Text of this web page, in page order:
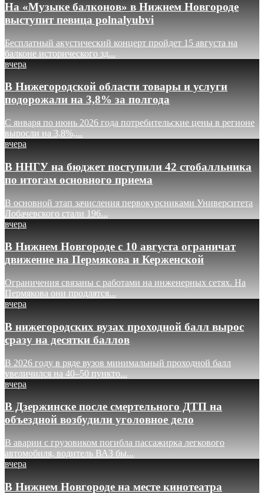
На «Музыке балконов» в Нижнем Новгороде
выступит певица polnalyubvi
Бесплатный акустический концерт пройдет 15 августа на
балконе исторического зд...
вчера
В Нижегородской области товары и услуги
подорожали на 3,8% за полгода
С января по июнь 2026 года потребительские цены в регионе
выросли на 3,8%,...
вчера
В ННГУ на бюджет поступили 42 стобалльника
по итогам основного приема
В основной этап зачисления первокурсниками Университета
Лобачевского стали 196...
вчера
В Нижнем Новгороде с 10 августа ограничат
движение на Пермякова и Керженской
Ограничения связаны с работами на инженерных сетях. На
Пермякова они продлятся...
вчера
В нижегородских вузах проходной балл вырос
сразу на десятки баллов
В 2026 году в ряде вузов минимальный проходной балл
увеличился на 40–50 пункто...
вчера
В Дзержинске после смертельного ДТП на
объездной возбудили уголовное дело
В аварии с грузовиком погибла пассажирка легкового
автомобиля, водитель ВАЗ бы...
вчера
В Нижнем Новгороде на месте кинотеатра